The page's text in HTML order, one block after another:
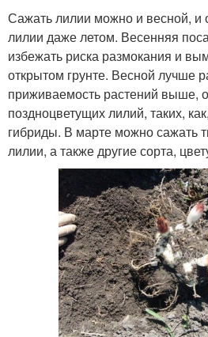
Сажать лилии можно и весной,
лилии даже летом. Весенняя
избежать риска размокания и
открытом грунте. Весной лучше
приживаемость растений выше,
поздноцветущих лилий, таких,
гибриды. В марте можно сажать
лилии, а также другие сорта,